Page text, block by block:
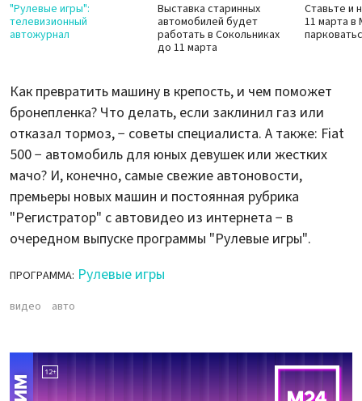
"Рулевые игры":
телевизионный
автожурнал
Выставка старинных
автомобилей будет
работать в Сокольниках
до 11 марта
Ставьте и
11 марта
Как превратить машину в крепость, и чем поможет
бронепленка? Что делать, если заклинил газ или
отказал тормоз, − советы специалиста. А также: Fiat
500 − автомобиль для юных девушек или жестких
мачо? И, конечно, самые свежие автоновости,
премьеры новых машин и постоянная рубрика
"Регистратор" с автовидео из интернета − в
очередном выпуске программы "Рулевые игры".
ПРОГРАММА: Рулевые игры
видео авто